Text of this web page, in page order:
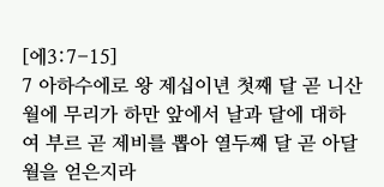
[에3:7-15]
7 아하수에로 왕 제십이년 첫째 달 곧 니산
월에 무리가 하만 앞에서 날과 달에 대하
여 부르 곧 제비를 뽑아 열두째 달 곧 아달
월을 얻은지라